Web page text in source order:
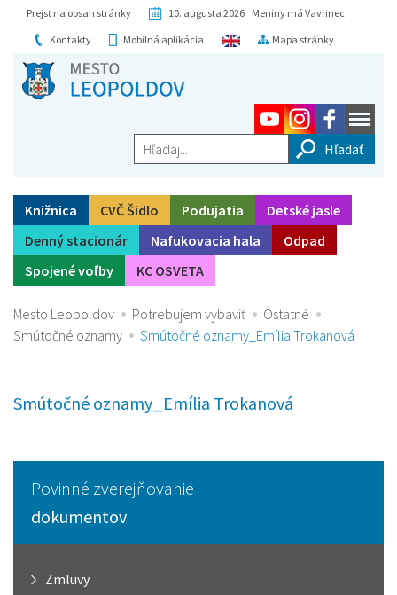
Prejsť na obsah stránky
10. augusta 2026 Meniny má Vavrinec
Kontakty
Mobilná aplikácia Mapa stránky
Hľadaj...
Knižnica CVČ Šidlo Podujatia
Detské jasle
Denný stacionár
Nafukovacia hala
Odpad
Spojené voľby
KC OSVETA
Mesto Leopoldov Potrebujem vybaviť
Ostatné
Smútočné oznamy
Smútočné oznamy_Emília Trokanová
Smútočné oznamy_Emília Trokanová
Povinné zverejňovanie
dokumentov
Zmluvy